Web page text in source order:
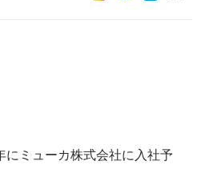
ミューカ株式会社に入社予